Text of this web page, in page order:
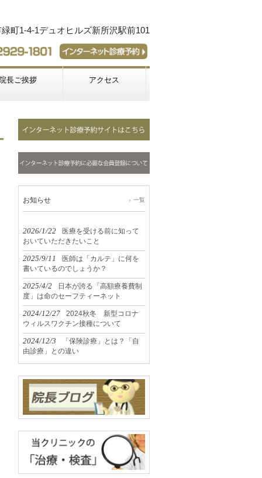
町1-4-1デュオヒルズ新所沢駅前101
長ご挨拶 アクセス
お知らせ 一覧
2026/1/22
医療を受ける前に知って
おいていただきたいこと
2025/9/11
医師は「カルテ」に何を
書いているのでしょうか？
2025/4/2
日本が誇る「高額療養費制
度」は命のセーフティーネット
2024/12/27
2024秋冬 新型コロナ
ウィルスワクチン接種について
2024/12/3
「保険診療」とは？「自
由診療」との違い